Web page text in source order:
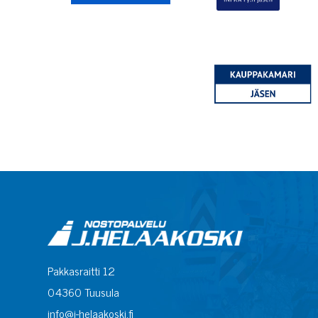
Pakkasraitti 12
04360 Tuusula
info@j-helaakoski.fi